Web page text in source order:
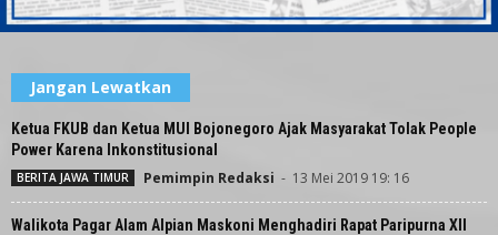
Jangan Lewatkan
Ketua FKUB dan Ketua MUI Bojonegoro Ajak Masyarakat Tolak People
Power Karena Inkonstitusional
BERITA JAWA TIMUR Pemimpin Redaksi - 13 Mei 2019 19: 16
Walikota Pagar Alam Alpian Maskoni Menghadiri Rapat Paripurna XII